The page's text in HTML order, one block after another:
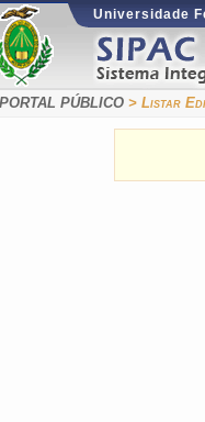
Universidade
PORTAL PÚBLICO > Listar